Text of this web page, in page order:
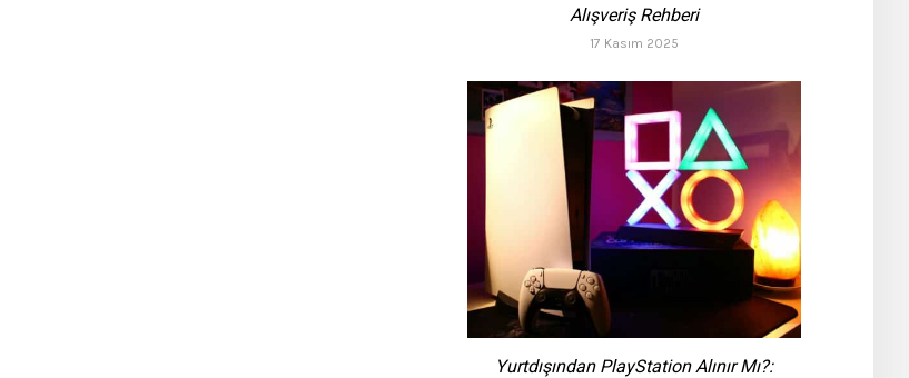
Alışveriş Rehberi
17 Kasım 2025
Yurtdışından PlayStation Alınır Mı?: